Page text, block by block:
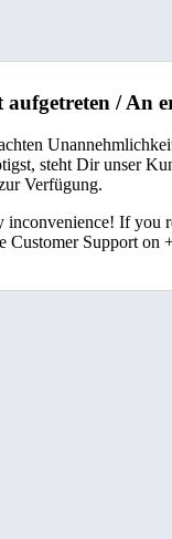
aufgetreten / An
steht Dir unser
Verfügung.
inconvenience! If you
Customer Support on